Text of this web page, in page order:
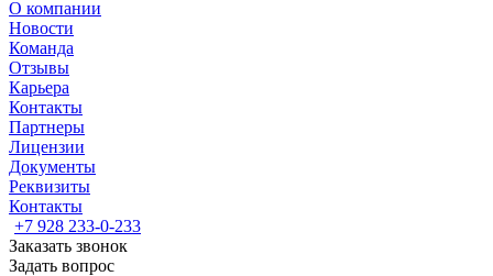
О компании
Новости
Команда
Отзывы
Карьера
Контакты
Партнеры
Лицензии
Документы
Реквизиты
Контакты
+7 928 233-0-233
Заказать звонок
Задать вопрос